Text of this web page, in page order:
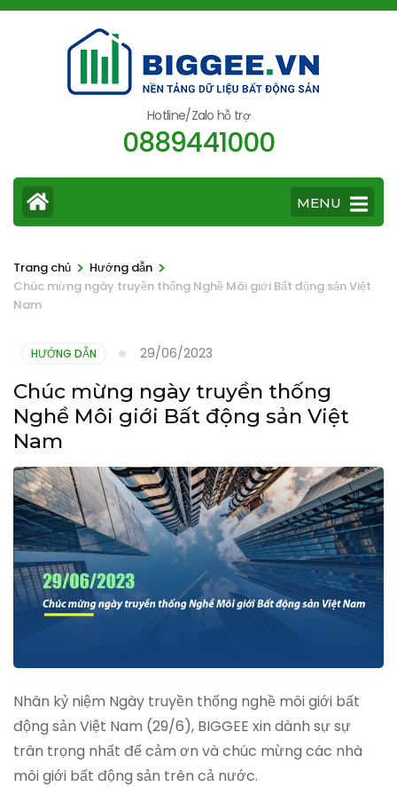
Bỏ
Enter)
Hotline/Zalo hỗ trợ
0889441000
MENU
Trang chủ > Hướng dẫn >
Chúc mừng ngày truyền thống Nghề Môi giới Bất động sản Việt
Nam
HƯỚNG DẪN 29/06/2023
Chúc mừng ngày truyền thống
Nghề Môi giới Bất động sản Việt
Nam
Nhân kỷ niệm Ngày truyền thống nghề môi giới bất
động sản Việt Nam (29/6), BIGGEE xin dành sự sự
trân trọng nhất để cảm ơn và chúc mừng các nhà
môi giới bất động sản trên cả nước.